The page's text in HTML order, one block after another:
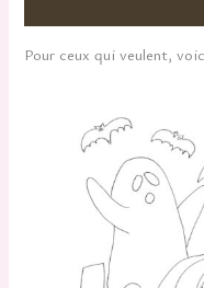
Pour ceux qui veulent,